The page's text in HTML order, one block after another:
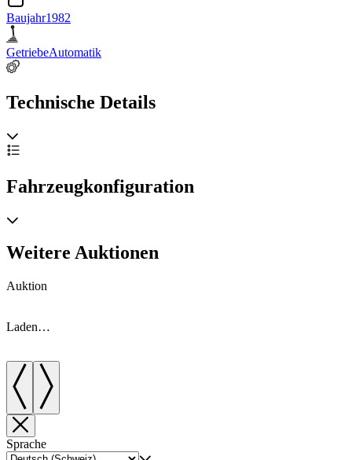
Baujahr1982
GetriebeAutomatik
Technische Details
Fahrzeugkonfiguration
Weitere Auktionen
Auktion
Laden…
Sprache